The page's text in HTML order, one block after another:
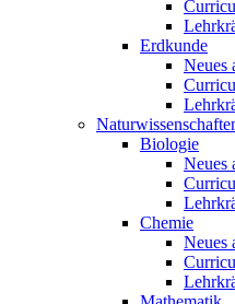
Erdkunde
Neues
Biologie
Neues
Chemie
Neues